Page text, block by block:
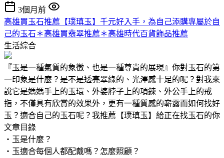
3個月前
高雄買玉石推薦【璞瑱玉】千元好入手，為自己添購專屬於自
己的玉石＊高雄買翡翠推薦＊高雄時代百貨飾品推薦
生活綜合
『玉是一種氣質的象徵、也是一種尊貴的展現』你對玉石的第
一印象是什麼？是不是透亮翠綠的、光澤感十足的呢？對我來
說它是媽媽手上的玉環、外婆脖子上的項鍊、外公手上的戒
指，不僅具有欣賞的效果外，更有一種質感的嶄露而如何找好
玉？適合自己的玉石呢？我推薦【璞瑱玉】給正在找玉石的你
文章目錄
‧玉是什麼？
‧玉適合每個人都配戴嗎？怎麼照顧？